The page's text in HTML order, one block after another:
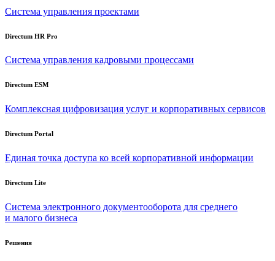
Система управления проектами
Directum HR Pro
Система управления кадровыми процессами
Directum ESM
Комплексная цифровизация услуг и корпоративных сервисов
Directum Portal
Единая точка доступа ко всей корпоративной информации
Directum Lite
Система электронного документооборота для среднего
и малого бизнеса
Решения